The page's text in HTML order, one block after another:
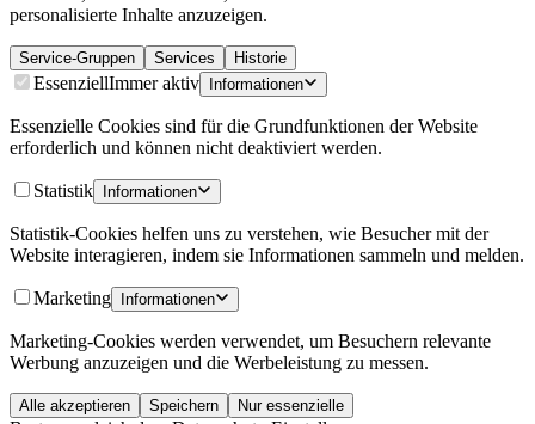
personalisierte Inhalte anzuzeigen.
Service-Gruppen Services Historie
EssenziellImmer aktiv Informationen
Essenzielle Cookies sind für die Grundfunktionen der Website
erforderlich und können nicht deaktiviert werden.
Statistik Informationen
Statistik-Cookies helfen uns zu verstehen, wie Besucher mit der
Website interagieren, indem sie Informationen sammeln und melden.
Marketing Informationen
Marketing-Cookies werden verwendet, um Besuchern relevante
Werbung anzuzeigen und die Werbeleistung zu messen.
Alle akzeptieren Speichern Nur essenzielle